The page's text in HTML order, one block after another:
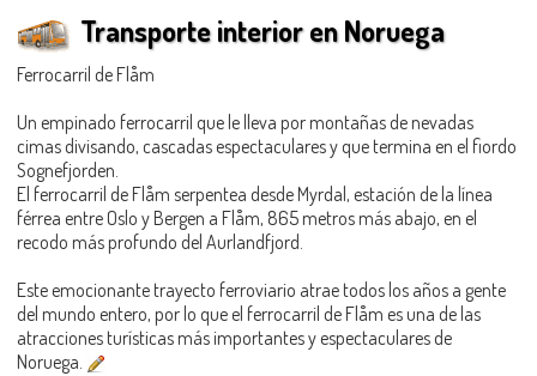
Transporte interior en Noruega
Ferrocarril de Flåm
Un empinado ferrocarril que le lleva por montañas de nevadas
cimas divisando, cascadas espectaculares y que termina en el fiordo
Sognefjorden.
El ferrocarril de Flåm serpentea desde Myrdal, estación de la línea
férrea entre Oslo y Bergen a Flåm, 865 metros más abajo, en el
recodo más profundo del Aurlandfjord.
Este emocionante trayecto ferroviario atrae todos los años a gente
del mundo entero, por lo que el ferrocarril de Flåm es una de las
atracciones turísticas más importantes y espectaculares de
Noruega.